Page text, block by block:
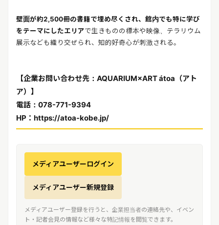
壁面が約2,500冊の書籍で埋め尽くされ、館内でも特に学び
をテーマにしたエリアで生きものの標本や映像、テラリウム
展示なども織り交ぜられ、知的好奇心が刺激される。
【企業お問い合わせ先：AQUARIUM×ART átoa（アト
ア）】
電話：078-771-9394
HP：https://atoa-kobe.jp/
メディアユーザーログイン
メディアユーザー新規登録
メディアユーザー登録を行うと、企業担当者の連絡先や、イベン
ト・記者会見の情報など様々な特記情報を閲覧できます。